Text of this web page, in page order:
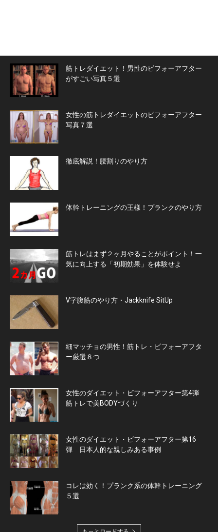
筋トレダイエット！男性のビフォーアフター
がすごい写真５選
女性の筋トレダイエットのビフォーアフター
写真７選
徹底解説！腰割りのやり方
体幹トレーニングの王様！プランクのやり方
筋トレはまず２ヶ月やることがポイント！一
気に向上する「初期効果」を体験せよ
V字腹筋のやり方・Jackknife SitUp
細マッチョの男性！筋トレ・ビフォーアフタ
ー厳選８つ
女性のダイエット・ビフォーアフター第4弾
筋トレで美BODYづくり
女性のダイエット・ビフォーアフター第16
弾 日本人的な親しみある事例
コレは効く！プランク系の体幹トレーニング
５選